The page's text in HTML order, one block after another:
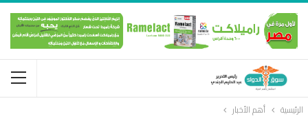
الرئيسية أهم الأخبار